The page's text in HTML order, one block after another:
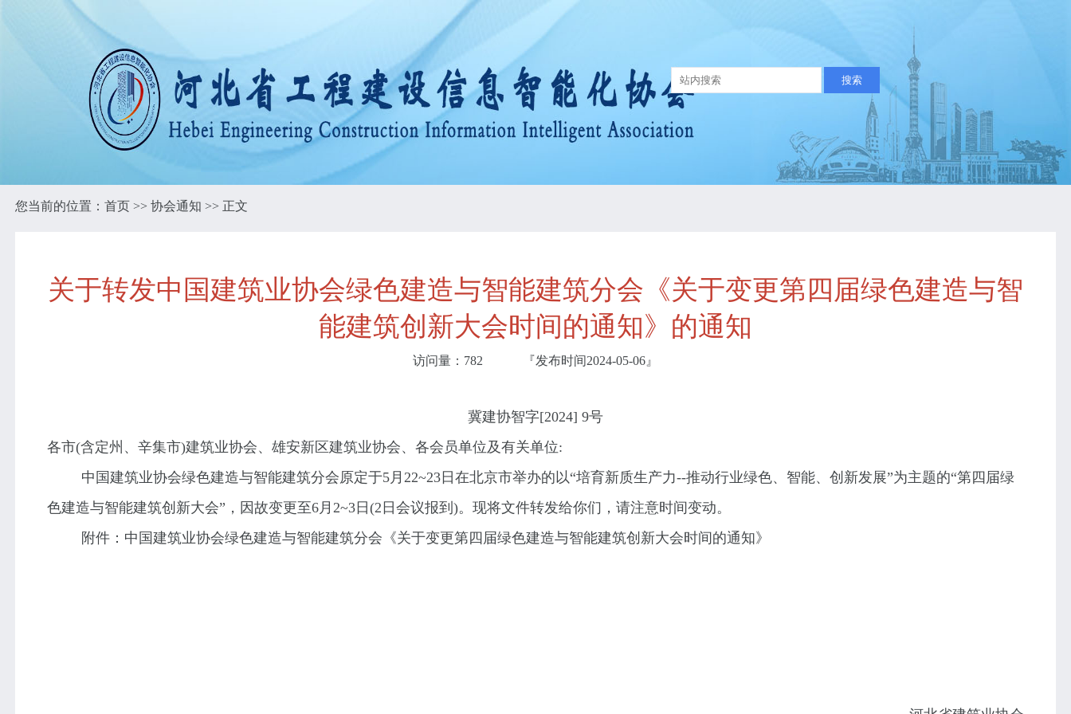
您当前的位置： 首页 >> 协会通知 >> 正文
关于转发中国建筑业协会绿色建造与智能建筑分会《关于变更第四届绿色建造与智
能建筑创新大会时间的通知》的通知
访问量： 782 『发布时间2024-05-06 』
冀建协智字[2024] 9号
各市(含定州、辛集市)建筑业协会、雄安新区建筑业协会、各会员单位及有关单位:
中国建筑业协会绿色建造与智能建筑分会原定于5月 22~23日在北京市举办的以“培育新质生产力--推动行业绿色、智能、创新发展”为主题的“第四届绿
色建造与智能建筑创新大会” ，因故变更至6月 2~3 日 (2 日会议报到 )。现将文件转发给你们，请注意时间变动。
附件：中国建筑业协会绿色建造与智能建筑分会《关于变更第四届绿色建造与智能建筑创新大会时间的通知》